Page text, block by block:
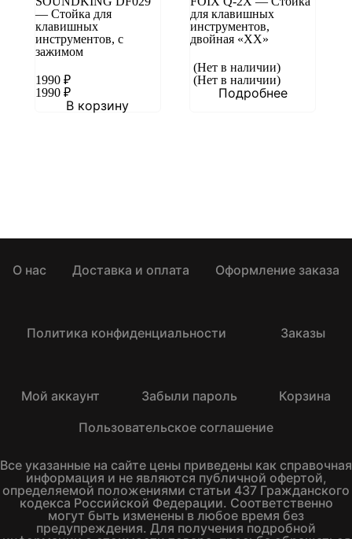
— Стойка для
клавишных
инструментов, с
зажимом
1990 ₽
1990 ₽
В корзину
для клавишных
инструментов,
двойная «XX»
(Нет в наличии)
(Нет в наличии)
Подробнее
О нас Доставка и оплата Оформление заказа
Политика конфиденциальности Заказы
Мой аккаунт Забыли пароль
Корзина
Пользовательское соглашение
Все указанные на сайте цены приведены как справочная
информация и не являются публичной офертой,
определяемой положениями статьи 437 Гражданского
кодекса Российской Федерации. Соответственно
могут быть изменены в любое время без
предупреждения. Для получения подробной